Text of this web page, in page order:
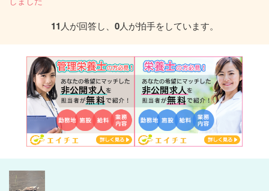
11人が回答し、 0人が拍手をしています。